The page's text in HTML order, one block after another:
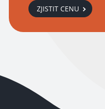
ZJISTIT CENU